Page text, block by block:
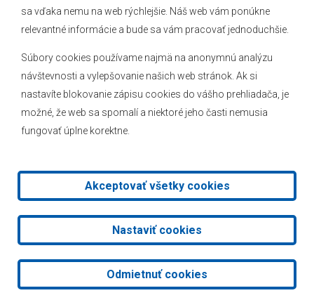
sa vďaka nemu na web rýchlejšie. Náš web vám ponúkne
relevantné informácie a bude sa vám pracovať jednoduchšie.
Súbory cookies používame najmä na anonymnú analýzu
návštevnosti a vylepšovanie našich web stránok. Ak si
nastavíte blokovanie zápisu cookies do vášho prehliadača, je
možné, že web sa spomalí a niektoré jeho časti nemusia
fungovať úplne korektne.
Akceptovať všetky cookies
Nastaviť cookies
Odmietnuť cookies
Hlásenia obecného rozhlasu
Kontakt
Mapa stránok
2026 © Obec Veľké Leváre|Tvorba web stránok
AlejTech, spol. s r.o.